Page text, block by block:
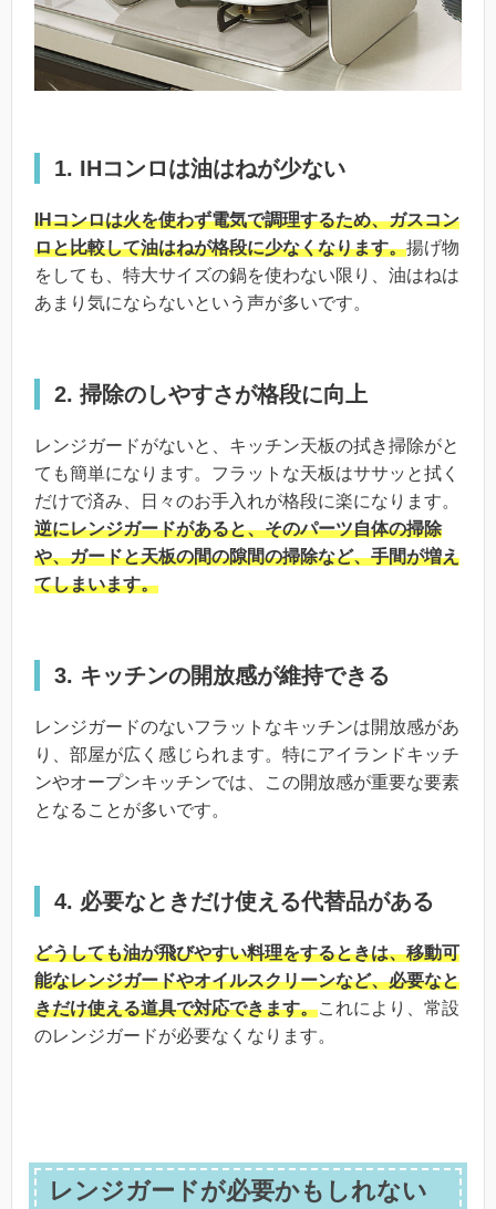
1. IHコンロは油はねが少ない
IHコンロは火を使わず電気で調理するため、ガスコン
ロと比較して油はねが格段に少なくなります。揚げ物
をしても、特大サイズの鍋を使わない限り、油はねは
あまり気にならないという声が多いです。
2. 掃除のしやすさが格段に向上
レンジガードがないと、キッチン天板の拭き掃除がと
ても簡単になります。フラットな天板はササッと拭く
だけで済み、日々のお手入れが格段に楽になります。
逆にレンジガードがあると、そのパーツ自体の掃除
や、ガードと天板の間の隙間の掃除など、手間が増え
てしまいます。
3. キッチンの開放感が維持できる
レンジガードのないフラットなキッチンは開放感があ
り、部屋が広く感じられます。特にアイランドキッチ
ンやオープンキッチンでは、この開放感が重要な要素
となることが多いです。
4. 必要なときだけ使える代替品がある
どうしても油が飛びやすい料理をするときは、移動可
能なレンジガードやオイルスクリーンなど、必要なと
きだけ使える道具で対応できます。これにより、常設
のレンジガードが必要なくなります。
レンジガードが必要かもしれない